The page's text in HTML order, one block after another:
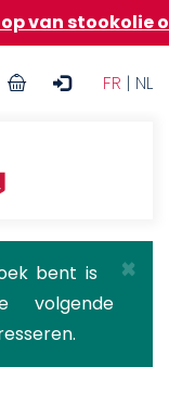
om op
FR | NL
User
×
bent is
volgende